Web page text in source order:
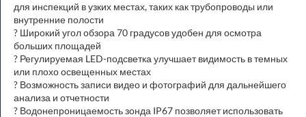
для инспекций в узких местах, таких как трубопроводы или
внутренние полости
? Широкий угол обзора 70 градусов удобен для осмотра
больших площадей
? Регулируемая LED-подсветка улучшает видимость в темных
или плохо освещенных местах
? Возможность записи видео и фотографий для дальнейшего
анализа и отчетности
? Водонепроницаемость зонда IP67 позволяет использовать